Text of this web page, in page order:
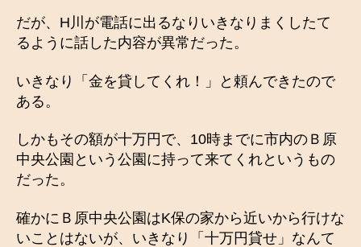
だが、H川が電話に出るなりいきなりまくしたて
るように話した内容が異常だった。
いきなり「金を貸してくれ！」と頼んできたので
ある。
しかもその額が十万円で、10時までに市内のＢ原
中央公園という公園に持って来てくれというもの
だった。
確かにＢ原中央公園はK保の家から近いから行けな
いことはないが、いきなり「十万円貸せ」なんて